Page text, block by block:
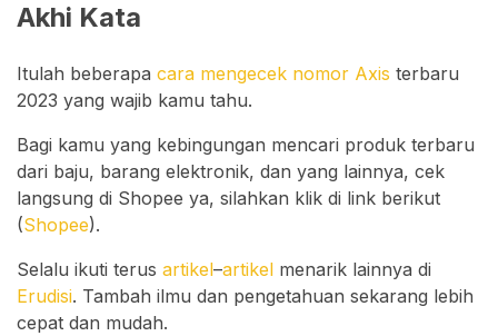
Akhi Kata
Itulah beberapa cara mengecek nomor Axis terbaru
2023 yang wajib kamu tahu.
Bagi kamu yang kebingungan mencari produk terbaru
dari baju, barang elektronik, dan yang lainnya, cek
langsung di Shopee ya, silahkan klik di link berikut
(Shopee).
Selalu ikuti terus artikel–artikel menarik lainnya di
Erudisi. Tambah ilmu dan pengetahuan sekarang lebih
cepat dan mudah.